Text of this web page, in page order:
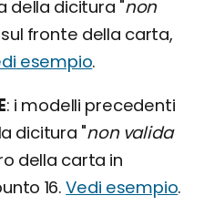
della dicitura "non
fronte della carta,
esempio.
i modelli precedenti
dicitura "non valida
della carta in
16.Vedi esempio.